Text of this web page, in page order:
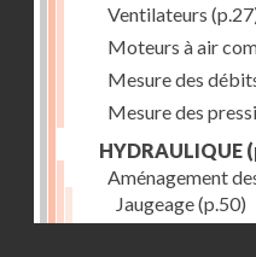
Ventilateurs
Moteurs à air
Mesure des
Mesure des
HYDRAULIQUE
Aménagement
Jaugeage(p.50)